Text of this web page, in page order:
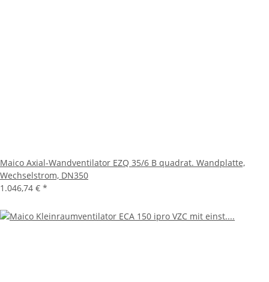
Maico Axial-Wandventilator EZQ 35/6 B quadrat. Wandplatte,
Wechselstrom, DN350
1.046,74 € *